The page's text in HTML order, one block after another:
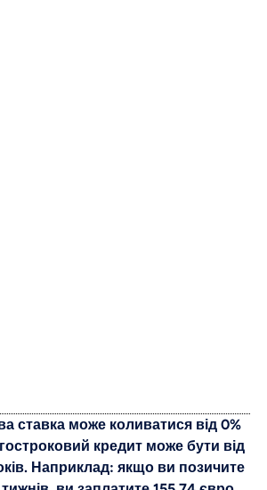
ставка може коливатися від 0%
кредит може бути від
Наприклад: якщо ви позичите